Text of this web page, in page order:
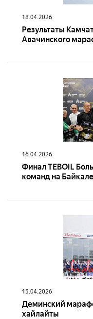
18.04.2026
Результаты
Авачинского
16.04.2026
Финал TEBOIL
команд на Байкале
15.04.2026
Деминский
хайлайты